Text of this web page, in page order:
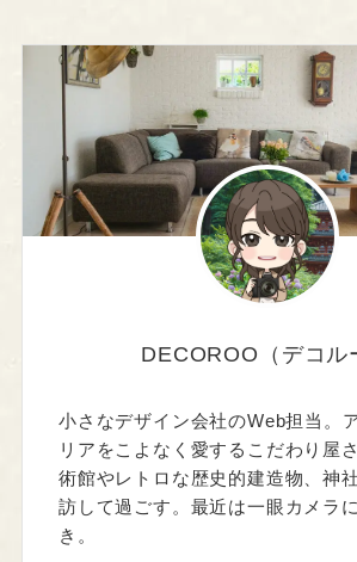
DECOROO（デコル
小さなデザイン会社のWeb担当。
リアをこよなく愛するこだわり屋
術館やレトロな歴史的建造物、神
訪して過ごす。最近は一眼カメラ
き。